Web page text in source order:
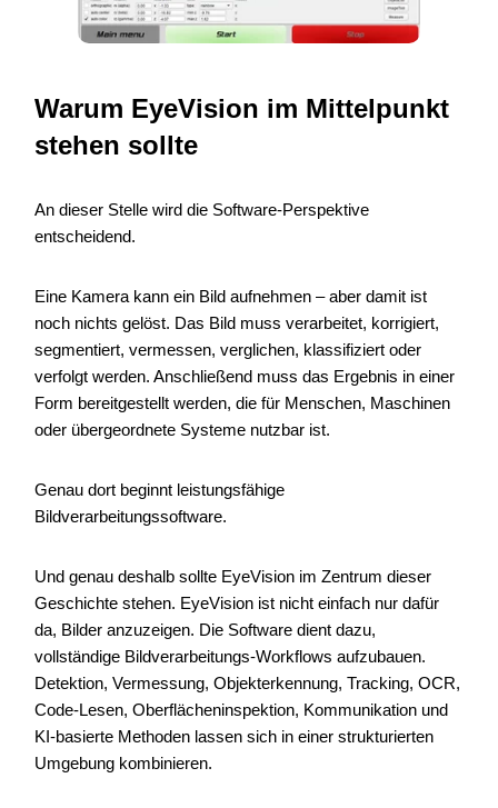
Warum EyeVision im Mittelpunkt
stehen sollte
An dieser Stelle wird die Software-Perspektive
entscheidend.
Eine Kamera kann ein Bild aufnehmen – aber damit ist
noch nichts gelöst. Das Bild muss verarbeitet, korrigiert,
segmentiert, vermessen, verglichen, klassifiziert oder
verfolgt werden. Anschließend muss das Ergebnis in einer
Form bereitgestellt werden, die für Menschen, Maschinen
oder übergeordnete Systeme nutzbar ist.
Genau dort beginnt leistungsfähige
Bildverarbeitungssoftware.
Und genau deshalb sollte EyeVision im Zentrum dieser
Geschichte stehen. EyeVision ist nicht einfach nur dafür
da, Bilder anzuzeigen. Die Software dient dazu,
vollständige Bildverarbeitungs-Workflows aufzubauen.
Detektion, Vermessung, Objekterkennung, Tracking, OCR,
Code-Lesen, Oberflächeninspektion, Kommunikation und
KI-basierte Methoden lassen sich in einer strukturierten
Umgebung kombinieren.